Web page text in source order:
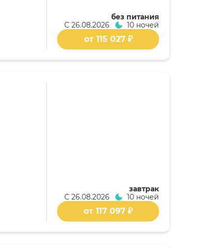
без питания
С 26.08.2026 10 ночей
от 115 027 ₽
завтрак
С 26.08.2026 10 ночей
от 117 097 ₽